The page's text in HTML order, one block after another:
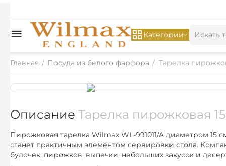
Категории
Главная / Посуда из белого фарфора / Тарелка
Описание Тарелка пирожковая 15
Пирожковая тарелка Wilmax WL-991011/A диаметром 15
станет практичным элементом сервировки стола.
булочек, пирожков, выпечки, небольших закусок и